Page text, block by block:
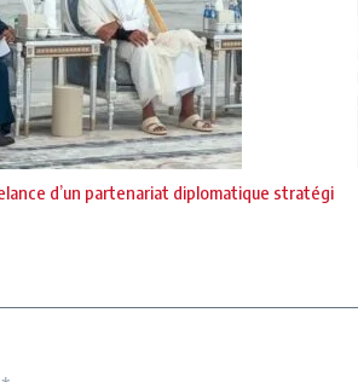
d’un partenariat diplomatique stratégi